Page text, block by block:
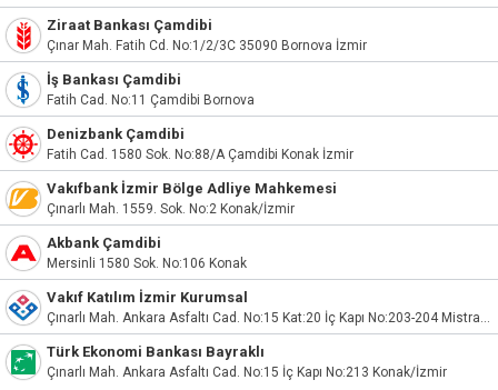
Ziraat Bankası Çamdibi
Çınar Mah. Fatih Cd. No:1/2/3C 35090 Bornova İzmir
İş Bankası Çamdibi
Fatih Cad. No:11 Çamdibi Bornova
Denizbank Çamdibi
Fatih Cad. 1580 Sok. No:88/A Çamdibi Konak İzmir
Vakıfbank İzmir Bölge Adliye Mahkemesi
Çınarlı Mah. 1559. Sok. No:2 Konak/İzmir
Akbank Çamdibi
Mersinli 1580 Sok. No:106 Konak
Vakıf Katılım İzmir Kurumsal
Çınarlı Mah. Ankara Asfaltı Cad. No:15 Kat:20 İç Kapı No:203-204 Mistral Ofis Kule Konak/İzmir
Türk Ekonomi Bankası Bayraklı
Çınarlı Mah. Ankara Asfaltı Cad. No:15 İç Kapı No:213 Konak/İzmir